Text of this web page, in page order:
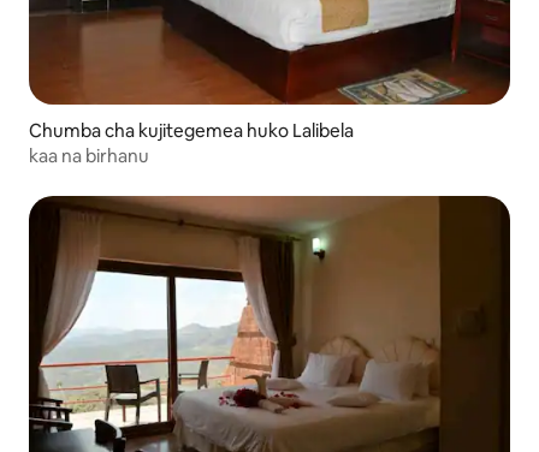
Chumba cha kujitegemea huko Lalibela
kaa na birhanu